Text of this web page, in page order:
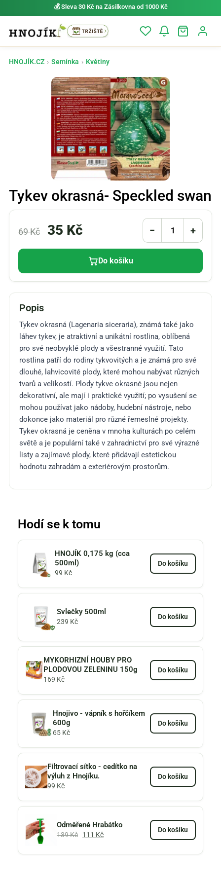
💰 Sleva 30 Kč na Zásilkovna od 1000 Kč
HNOJÍK.CZ › Semínka › Květiny
Tykev okrasná- Speckled swan
69Kč 35 Kč − +
Do košíku
Popis
Tykev okrasná (Lagenaria siceraria), známá také jako
láhev tykev, je atraktivní a unikátní rostlina, oblíbená
pro své neobvyklé plody a všestranné využití. Tato
rostlina patří do rodiny tykvovitých a je známá pro své
dlouhé, lahvicovité plody, které mohou nabývat různých
tvarů a velikostí. Plody tykve okrasné jsou nejen
dekorativní, ale mají i praktické využití; po vysušení se
mohou používat jako nádoby, hudební nástroje, nebo
dokonce jako materiál pro různé řemeslné projekty.
Tykev okrasná je ceněna v mnoha kulturách po celém
světě a je populární také v zahradnictví pro své výrazné
listy a zajímavé plody, které přidávají estetickou
hodnotu zahradám a exteriérovým prostorům.
Hodí se k tomu
HNOJÍK 0,175 kg (cca
500ml)
99 Kč
Do košíku
Svlečky 500ml
239 Kč
Do košíku
MYKORHIZNÍ HOUBY PRO
PLODOVOU ZELENINU 150g
169 Kč
Do košíku
Hnojivo - vápník s hořčíkem
600g
65 Kč
Do košíku
Filtrovací sítko - cedítko na
výluh z Hnojíku.
99 Kč
Do košíku
Odměřené Hrabátko
139Kč 111 Kč
Do košíku